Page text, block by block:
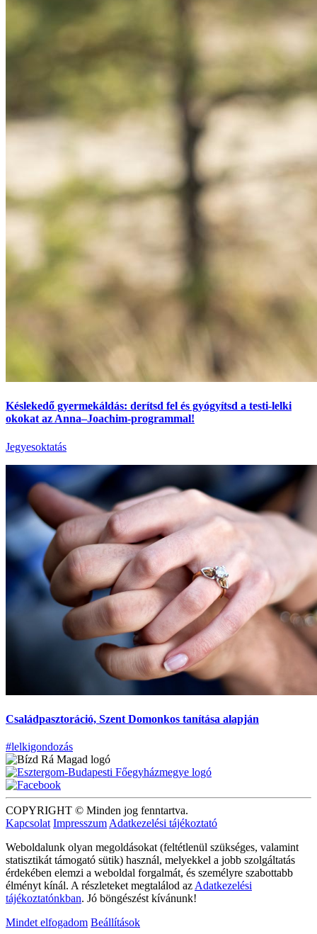
Késlekedő gyermekáldás: derítsd fel és gyógyítsd a testi-lelki
okokat az Anna–Joachim-programmal!
Jegyesoktatás
Családpasztoráció, Szent Domonkos tanítása alapján
#lelkigondozás
COPYRIGHT © Minden jog fenntartva.
Kapcsolat Impresszum Adatkezelési tájékoztató
Weboldalunk olyan megoldásokat (feltétlenül szükséges, valamint
statisztikát támogató sütik) használ, melyekkel a jobb szolgáltatás
érdekében elemzi a weboldal forgalmát, és személyre szabottabb
élményt kínál. A részleteket megtalálod az Adatkezelési
tájékoztatónkban. Jó böngészést kívánunk!
Mindet elfogadom Beállítások